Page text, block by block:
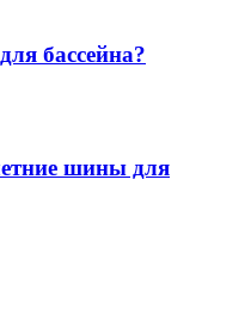
бассейна?
шины для